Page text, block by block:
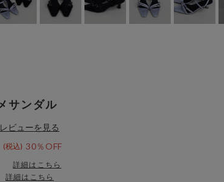
サンダル
レビューを見る
30％OFF
詳細はこちら
詳細はこちら